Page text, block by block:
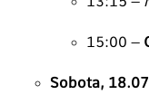
15:00 –
Sobota,